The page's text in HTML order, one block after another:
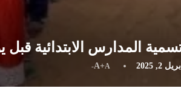
المدارس الابتدائية قبل
أبريل 2, 2025 A+A-